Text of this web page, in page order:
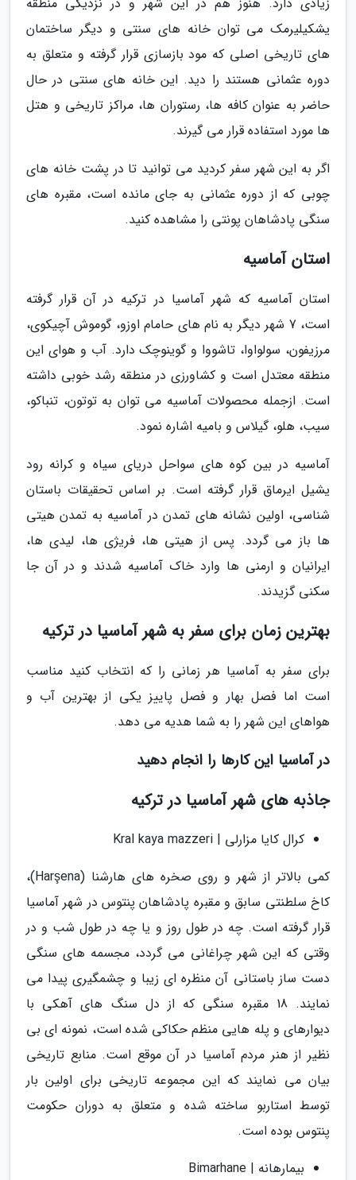
یشکیلیرمک می توان خانه های سنتی و دیگر ساختمان
های تاریخی اصلی که مود بازسازی قرار گرفته و متعلق به
دوره عثمانی هستند را دید. این خانه های سنتی در حال
حاضر به عنوان کافه ها، رستوران ها، مراکز تاریخی و هتل
ها مورد استفاده قرار می گیرند.
اگر به این شهر سفر کردید می توانید تا در پشت خانه های
چوبی که از دوره عثمانی به جای مانده است، مقبره های
سنگی پادشاهان پونتی را مشاهده کنید.
استان آماسیه
استان آماسیه که شهر آماسیا در ترکیه در آن قرار گرفته
است، 7 شهر دیگر به نام های حامام اوزو، گوموش آچیکوی،
مرزیفون، سولواوا، تاشووا و گوینوچک دارد. آب و هوای این
منطقه معتدل است و کشاورزی در منطقه رشد خوبی داشته
است. ازجمله محصولات آماسیه می توان به توتون، تنباکو،
سیب، هلو، گیلاس و بامیه اشاره نمود.
آماسیه در بین کوه های سواحل دریای سیاه و کرانه رود
یشیل ایرماق قرار گرفته است. بر اساس تحقیقات باستان
شناسی، اولین نشانه های تمدن در آماسیه به تمدن هیتی
ها باز می گردد. پس از هیتی ها، فریژی ها، لیدی ها،
ایرانیان و ارمنی ها وارد خاک آماسیه شدند و در آن جا
سکنی گزیدند.
بهترین زمان برای سفر به شهر آماسیا در ترکیه
برای سفر به آماسیا هر زمانی را که انتخاب کنید مناسب
است اما فصل بهار و فصل پاییز یکی از بهترین آب و
هواهای این شهر را به شما هدیه می دهد.
در آماسیا این کارها را انجام دهید
جاذبه های شهر آماسیا در ترکیه
کرال کایا مزارلی | Kral kaya mazzeri
کمی بالاتر از شهر و روی صخره های هارشنا (Harşena)،
کاخ سلطنتی سابق و مقبره پادشاهان پنتوس در شهر آماسیا
قرار گرفته است. چه در طول روز و یا چه در طول شب و در
وقتی که این شهر چراغانی می گردد، مجسمه های سنگی
دست ساز باستانی آن منظره ای زیبا و چشمگیری پیدا می
نمایند. 18 مقبره سنگی که از دل سنگ های آهکی با
دیوارهای و پله هایی منظم حکاکی شده است، نمونه ای بی
نظیر از هنر مردم آماسیا در آن موقع است. منابع تاریخی
بیان می نمایند که این مجموعه تاریخی برای اولین بار
توسط استاربو ساخته شده و متعلق به دوران حکومت
پنتوس بوده است.
بیمارهانه | Bimarhane